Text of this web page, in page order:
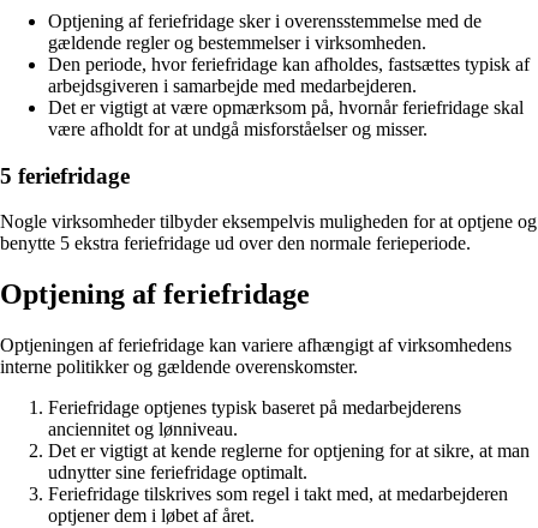
Optjening af feriefridage sker i overensstemmelse med de
gældende regler og bestemmelser i virksomheden.
Den periode, hvor feriefridage kan afholdes, fastsættes typisk af
arbejdsgiveren i samarbejde med medarbejderen.
Det er vigtigt at være opmærksom på, hvornår feriefridage skal
være afholdt for at undgå misforståelser og misser.
5 feriefridage
Nogle virksomheder tilbyder eksempelvis muligheden for at optjene og
benytte 5 ekstra feriefridage ud over den normale ferieperiode.
Optjening af feriefridage
Optjeningen af feriefridage kan variere afhængigt af virksomhedens
interne politikker og gældende overenskomster.
Feriefridage optjenes typisk baseret på medarbejderens
anciennitet og lønniveau.
Det er vigtigt at kende reglerne for optjening for at sikre, at man
udnytter sine feriefridage optimalt.
Feriefridage tilskrives som regel i takt med, at medarbejderen
optjener dem i løbet af året.